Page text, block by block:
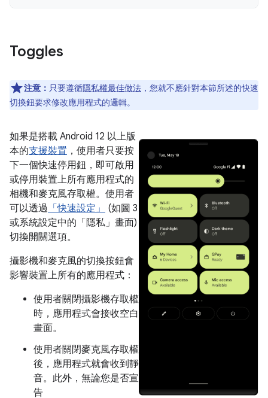
Toggles
注意： 只要遵循隱私權最佳做法 ，您就不應針對本節所述的快速
切換鈕要求修改應用程式的邏輯。
如果是搭載 Android 12 以上版
本的支援裝置 ，使用者只要按
下一個快速停用鈕，即可啟用
或停用裝置上所有應用程式的
相機和麥克風存取權。使用者
可以透過 「快速設定」
(如圖 3
或系統設定中的「隱私」畫面)
切換開關選項。
攝影機和麥克風的切換按鈕會
影響裝置上所有的應用程式：
使用者關閉攝影機存取權
時，應用程式會接收空白
畫面。
使用者關閉麥克風存取權
後，應用程式就會收到靜
音。此外，無論您是否宣
告